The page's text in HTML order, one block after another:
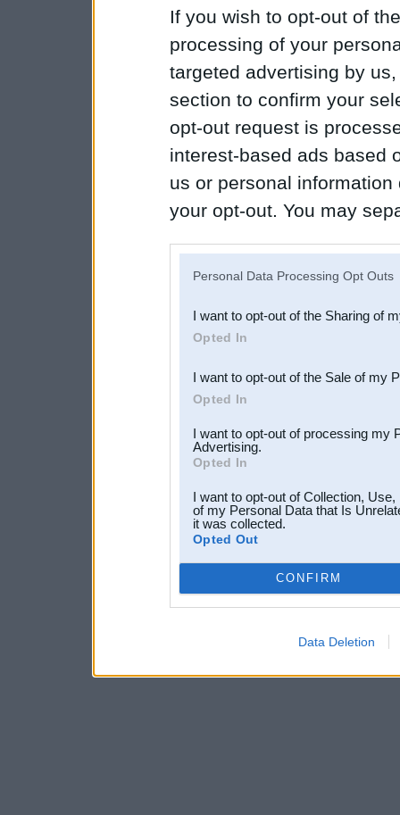
If you wish to opt-out of
processing of your
targeted advertising by
section to confirm your
opt-out request is
interest-based ads based
us or personal
your opt-out. You may
Downstream Participants
third parties.
Personal Data Processing Opt Outs
I want to opt-out of the Sharing of
Opted In
I want to opt-out of the Sale of my
Opted In
I want to opt-out of processing my
Advertising.
Opted In
I want to opt-out of Collection,
of my Personal Data that Is
it was collected.
Opted Out
CONFIRM
Data Deletion